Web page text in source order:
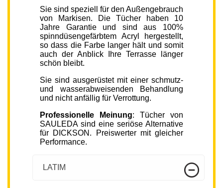
Sie sind speziell für den Außengebrauch
von Markisen. Die Tücher haben 10
Jahre Garantie und sind aus 100%
spinndüsengefärbtem Acryl hergestellt,
so dass die Farbe langer hält und somit
auch der Anblick Ihre Terrasse länger
schön bleibt.
Sie sind ausgerüstet mit einer schmutz-
und wasserabweisenden Behandlung
und nicht anfällig für Verrottung.
Professionelle Meinung: Tücher von
SAULEDA sind eine seriöse Alternative
für DICKSON. Preiswerter mit gleicher
Performance.
LATIM